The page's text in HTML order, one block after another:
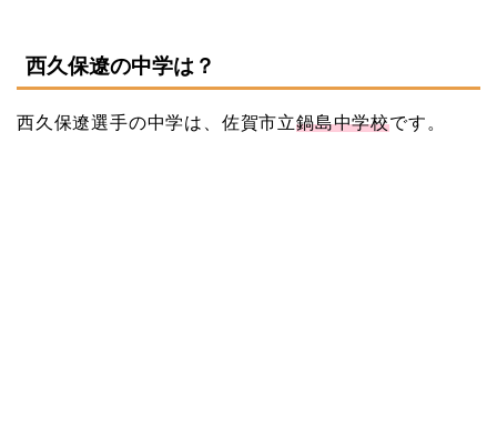
西久保遼の中学は？
西久保遼選手の中学は、佐賀市立鍋島中学校です。